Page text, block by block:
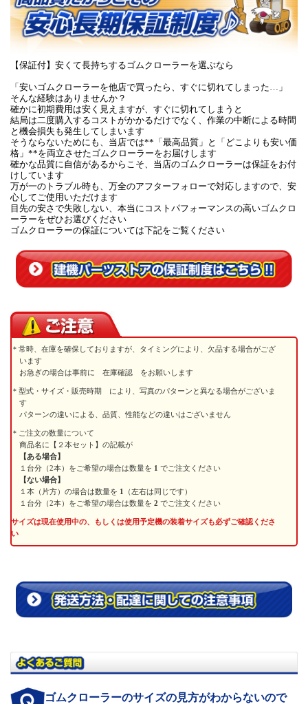
【保証付】安くて長持ちするゴムクローラーを選ぶなら
「安いゴムクローラーを他店で買ったら、すぐに切れてしまった…」
そんな経験はありませんか？
確かに初期費用は安く見えますが、すぐに切れてしまうと
結局は二度購入するコストがかかるだけでなく、作業の中断による時間
と機会損失も発生してしまいます
そうならないためにも、当店では**「最高品質」と「どこよりも安い価
格」**を両立させたゴムクローラーをお届けします
確かな品質に自信があるからこそ、当店のゴムクローラーは保証をお付
けしています
万が一のトラブル時も、万全のアフターフォローで対応しますので、安
心してご使用いただけます
目先の安さで失敗しない、本当にコストパフォーマンスの高いゴムクロ
ーラーをぜひお選びください
ゴムクローラーの保証については下記をご覧ください
常時、在庫を確保しておりますが、タイミングにより、欠品する場合がござ
います
お急ぎの場合は事前に 在庫確認 をお願いします
型式・サイズ・販売時期 により、写真のパターンと異なる場合がございま
す
パターンの違いによる、品質、性能などの違いはございません
ご注文の数量について
商品名に【２本セット】の記載が
【ある場合】
１台分（2本）をご希望の場合は数量を 1 でご注文ください
【ない場合】
１本（片方）の場合は数量を 1
（左右は同じです）
１台分（2本）をご希望の場合は数量を 2 でご注文ください
サイズは現在使用中の、もしくは使用予定機の装着サイズも必ずご確認くださ
い
ゴムクローラーのサイズの見方がわからないので